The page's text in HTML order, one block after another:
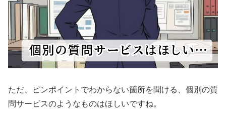
ただ、ピンポイントでわからない箇所を聞ける、個別の質
問サービスのようなものはほしいですね。